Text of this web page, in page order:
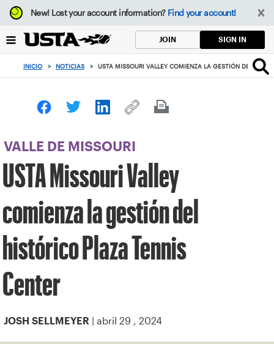
Enfoque
desde
botón
volver
principio
New!Lost your account information? Find your account!
JOIN SIGN IN
INICIO > NOTICIAS > USTA MISSOURI VALLEY COMIENZA LA GESTIÓN DEL
VALLE DE MISSOURI
USTA Missouri Valley
comienza la gestión del
histórico Plaza Tennis
Center
JOSH SELLMEYER | abril 29 , 2024